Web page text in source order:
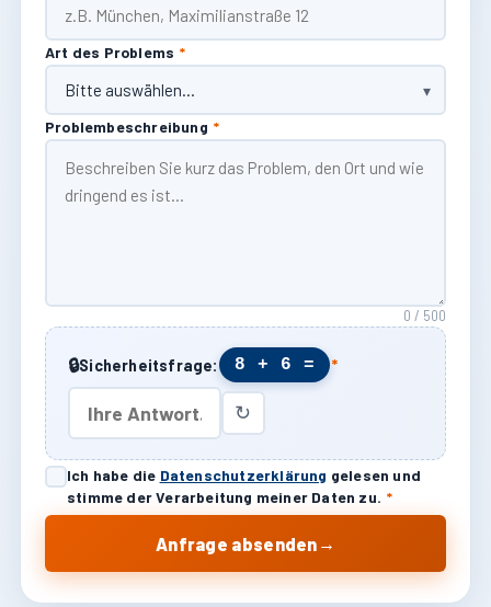
Art des Problems *
Problembeschreibung *
0 / 500
🔒Sicherheitsfrage: 8 + 6 = *
↻
Ich habe die Datenschutzerklärung gelesen und
stimme der Verarbeitung meiner Daten zu. *
Anfrage absenden →